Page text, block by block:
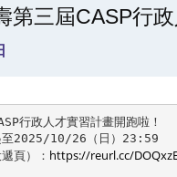
第三屆CASP行
行政人才實習計畫開跑啦！
至2025/10/26（日）23:59
頁）： https://reurl.cc/